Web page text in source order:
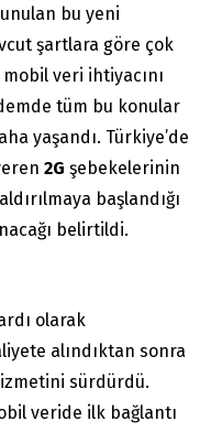
bu yeni
şartlara göre çok
veri ihtiyacını
tüm bu konular
yaşandı. Türkiye’de
2G şebekelerinin
başlandığı
belirtildi.
olarak
alındıktan sonra
sürdürdü.
veride ilk bağlantı